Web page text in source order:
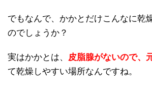
でもなんで、かかとだけこんなに乾
のでしょうか？
実はかかとは、 皮脂腺がないので、
て乾燥しやすい場所なんですね。